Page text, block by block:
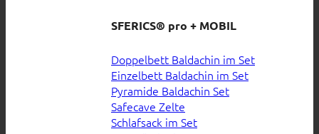
SFERICS® pro + MOBIL
Doppelbett Baldachin im Set
Einzelbett Baldachin im Set
Pyramide Baldachin Set
Safecave Zelte
Schlafsack im Set